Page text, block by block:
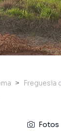
Freguesia
Fotos